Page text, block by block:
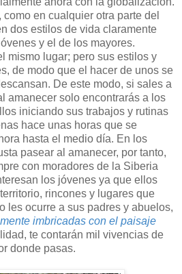
en cualquier otra parte del
dos estilos de vida claramente
y el de los mayores.
mismo lugar; pero sus estilos y
de modo que el hacer de unos se
De este modo, si sales a
amanecer solo encontrarás a los
iniciando sus trabajos y rutinas
hace unas horas que se
hasta el medio día. En los
pasear al amanecer, por tanto,
con moradores de la Siberia
los jóvenes ya que ellos
rincones y lugares que
les ocurre a sus padres y abuelos,
imbricadas con el paisaje
te contarán mil vivencias de
donde pasas.